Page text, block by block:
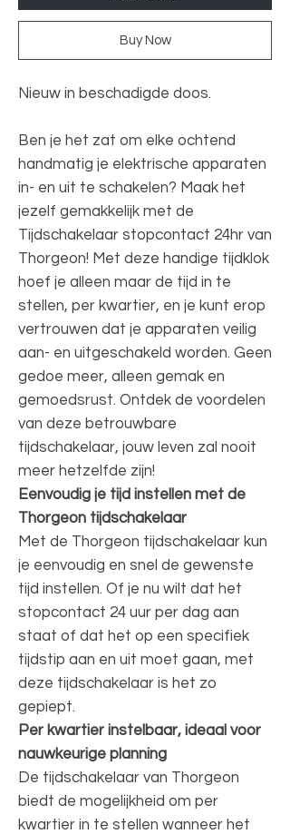
Buy Now
Nieuw in beschadigde doos.
Ben je het zat om elke ochtend
handmatig je elektrische apparaten
in- en uit te schakelen? Maak het
jezelf gemakkelijk met de
Tijdschakelaar stopcontact 24hr van
Thorgeon! Met deze handige tijdklok
hoef je alleen maar de tijd in te
stellen, per kwartier, en je kunt erop
vertrouwen dat je apparaten veilig
aan- en uitgeschakeld worden. Geen
gedoe meer, alleen gemak en
gemoedsrust. Ontdek de voordelen
van deze betrouwbare
tijdschakelaar, jouw leven zal nooit
meer hetzelfde zijn!
Eenvoudig je tijd instellen met de
Thorgeon tijdschakelaar
Met de Thorgeon tijdschakelaar kun
je eenvoudig en snel de gewenste
tijd instellen. Of je nu wilt dat het
stopcontact 24 uur per dag aan
staat of dat het op een specifiek
tijdstip aan en uit moet gaan, met
deze tijdschakelaar is het zo
gepiept.
Per kwartier instelbaar, ideaal voor
nauwkeurige planning
De tijdschakelaar van Thorgeon
biedt de mogelijkheid om per
kwartier in te stellen wanneer het